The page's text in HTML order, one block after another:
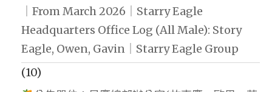
｜From March 2026｜Starry Eagle
Headquarters Office Log (All Male): Story
Eagle, Owen, Gavin｜Starry Eagle Group
(10)